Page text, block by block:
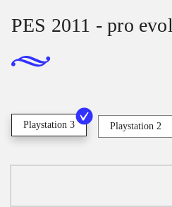
PES 2011 - pro
Playstation 3 Playstation 2